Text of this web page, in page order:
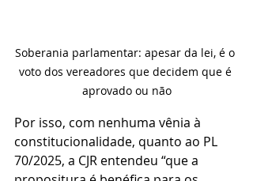
Soberania parlamentar: apesar da lei, é o
voto dos vereadores que decidem que é
aprovado ou não
Por isso, com nenhuma vênia à
constitucionalidade, quanto ao PL
70/2025, a CJR entendeu “que a